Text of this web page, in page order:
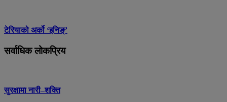
टेरियाको अर्को ‘इनिङ्’
सर्वाधिक लोकप्रिय
सुरक्षामा नारी–शक्ति